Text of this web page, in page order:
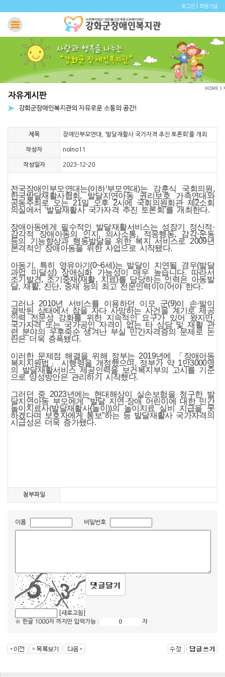
로그인 회원가입
제목 장애인부모연대, ‘발달재활사 국가자격 추진 토론회’를 개최
작성자 nolno11
작성일자 2023-12-20
전국장애인부모연대는(이하‘부모연대)는 강훈식 국회의원,
한국발달재활사협회, 발달지연아동 권리보호 가족연대와
공동주최로 오는 21일 오후 2시에 국회의원회관 제2소회
의실에서 ‘발달재활사 국가자격 추진 토론회’를 개최한다.
장애아동에게 필수적인 발달재활서비스는 성장기 정신적·
감각적 장애아동의 인지, 의사소통, 적응행동, 감각·운동
등의 기능향상과 행동발달을 위한 복지 서비스로 2009년
본격적인 장애아동을 위한 사업으로 시작됐다.
아동기, 특히 영유아기(0~6세)는 발달이 지연될 경우(발달
과업 미달성) 장애심화 가능성이 매우 높습니다. 따라서
조기발견, 조기중재(재활, 치료)를 담당하는 인력은 아동발
달, 재활, 진단, 중재 등의 최고 전문인력이이어야 한다.
그러나 2010년 서비스를 이용하던 이모 군(9)이 손·발이
결박된 상태에서 잠을 자다 사망하는 사건을 계기로 제공
인력 전문성 강화를 위한 지속적인 요구가 있어 왔지만,
국가자격 또는 국가공인 자격이 없는 타 상담 및 재활 관
련 분야의 우후죽순 생겨난 부실 민간자격증의 문제로 논
란은 더욱 증폭됐다.
이러한 문제점 해결을 위해 정부는 2019년에 「장애아동
복지지원법」 시행령을 개정했으며, 정부가 약 1만3000명
의 발달재활서비스 제공인력을 보건복지부의 고시를 기준
으로 양성방안은 관리하기 시작했다.
그러던 중 2023년에는 현대해상이 실손보험을 청구한 발
달지연아동 부모에게 "발달 지연·장애 어린이에 대한 민간
놀이치료사(발달재활사(놀이))의 놀이치료 실비 지급을 못
하겠다며 보호자에게 통보”하는 등 발달재활사 국가자격의
시급성은 더욱 증가됐다.
첨부파일
이름 비밀번호
[새로고침]
※ 한글 1000자 까지만 입력가능 :
자